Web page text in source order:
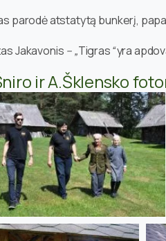
parodė atstatytą bunkerį,
Jakavonis – „Tigras“yra
ir A.Šklensko